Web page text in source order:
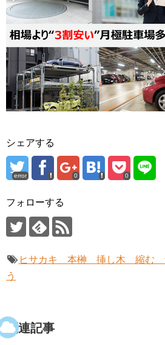
シェアする
error 0 0
フォローする
ヒサカキ 本榊 挿し木 縮
う
関連記事